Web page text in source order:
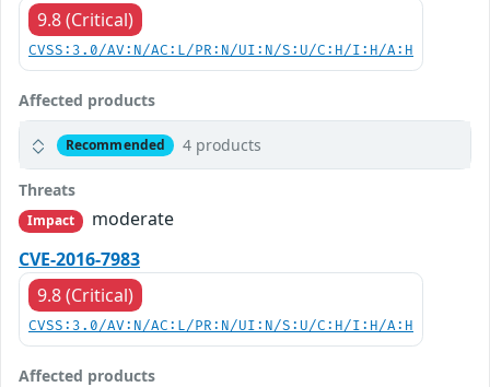
9.8 (Critical)
CVSS:3.0/AV:N/AC:L/PR:N/UI:N/S:U/C:H/I:H/A:H
Affected products
Recommended 4 products
Threats
Impact
moderate
CVE-2016-7983
9.8 (Critical)
CVSS:3.0/AV:N/AC:L/PR:N/UI:N/S:U/C:H/I:H/A:H
Affected products